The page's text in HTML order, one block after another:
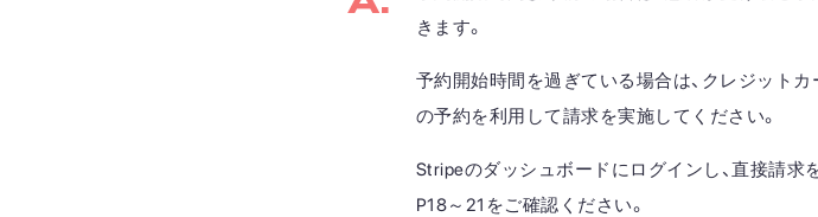
きます。
予約開始時間を過ぎている場合は、クレジット
の予約を利用して請求を実施してください。
Stripeのダッシュボードにログインし、直接請
P18～21をご確認ください。